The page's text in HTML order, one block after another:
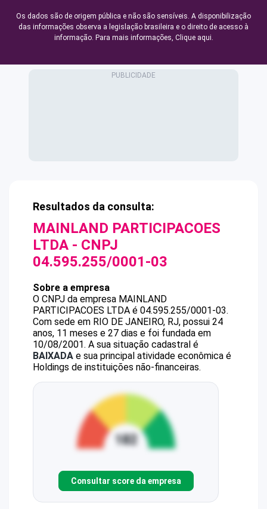
Os dados são de origem pública e não são sensíveis. A disponibilização
das informações observa a legislação brasileira e o direito de acesso à
informação. Para mais informações, Clique aqui.
Resultados da consulta:
MAINLAND PARTICIPACOES
LTDA - CNPJ
04.595.255/0001-03
Sobre a empresa
O CNPJ da empresa MAINLAND
PARTICIPACOES LTDA é 04.595.255/0001-03.
Com sede em RIO DE JANEIRO, RJ, possui 24
anos, 11 meses e 27 dias e foi fundada em
10/08/2001. A sua situação cadastral é
BAIXADA e sua principal atividade econômica é
Holdings de instituições não-financeiras.
Consultar score da empresa